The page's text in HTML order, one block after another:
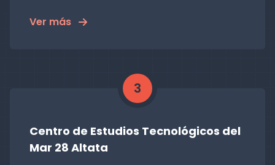
Ver más
3
Centro de Estudios Tecnológicos del
Mar 28 Altata